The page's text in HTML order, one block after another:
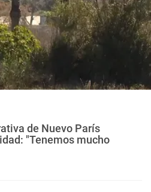
de Nuevo París
"Tenemos mucho